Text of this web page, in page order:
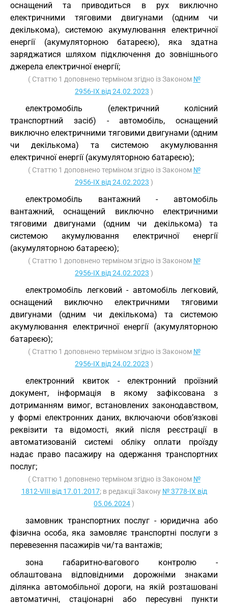
оснащений та приводиться в рух виключно
електричними тяговими двигунами (одним чи
декількома), системою акумулювання електричної
енергії (акумуляторною батареєю), яка здатна
заряджатися шляхом підключення до зовнішнього
джерела електричної енергії;
( Статтю 1 доповнено терміном згідно із Законом №
2956-IX від 24.02.2023 )
електромобіль (електричний колісний
транспортний засіб) - автомобіль, оснащений
виключно електричними тяговими двигунами (одним
чи декількома) та системою акумулювання
електричної енергії (акумуляторною батареєю);
( Статтю 1 доповнено терміном згідно із Законом №
2956-IX від 24.02.2023 )
електромобіль вантажний - автомобіль
вантажний, оснащений виключно електричними
тяговими двигунами (одним чи декількома) та
системою акумулювання електричної енергії
(акумуляторною батареєю);
( Статтю 1 доповнено терміном згідно із Законом №
2956-IX від 24.02.2023 )
електромобіль легковий - автомобіль легковий,
оснащений виключно електричними тяговими
двигунами (одним чи декількома) та системою
акумулювання електричної енергії (акумуляторною
батареєю);
( Статтю 1 доповнено терміном згідно із Законом №
2956-IX від 24.02.2023 )
електронний квиток - електронний проїзний
документ, інформація в якому зафіксована з
дотриманням вимог, встановлених законодавством,
у формі електронних даних, включаючи обов’язкові
реквізити та відомості, який після реєстрації в
автоматизованій системі обліку оплати проїзду
надає право пасажиру на одержання транспортних
послуг;
( Статтю 1 доповнено терміном згідно із Законом №
1812-VIII від 17.01.2017; в редакції Закону № 3778-IX від
05.06.2024)
замовник транспортних послуг - юридична або
фізична особа, яка замовляє транспортні послуги з
перевезення пасажирів чи/та вантажів;
зона габаритно-вагового контролю -
облаштована відповідними дорожніми знаками
ділянка автомобільної дороги, на якій розташовані
автоматичні, стаціонарні або пересувні пункти